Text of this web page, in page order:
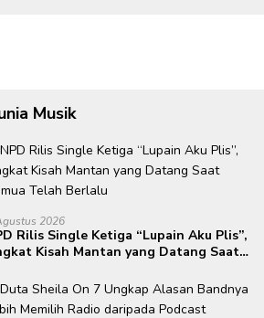
Musik
2026
Rilis Single Ketiga “Lupain Aku Plis”,
Kisah Mantan yang Datang Saat